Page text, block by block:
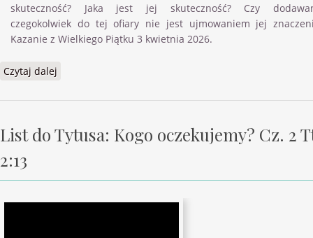
skuteczność? Jaka jest jej skuteczność? Czy
czegokolwiek do tej ofiary nie jest ujmowaniem jej
Kazanie z Wielkiego Piątku 3 kwietnia 2026.
Czytaj dalej
List do Tytusa: Kogo oczekujemy? Cz. 2
2:13